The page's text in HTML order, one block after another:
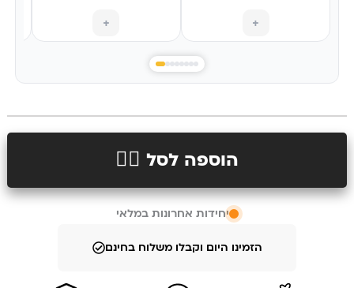
+
+
הוספה לסל 👉🏻
יחידות אחרונות במלאי
הזמינו היום וקבלו משלוח בחינם